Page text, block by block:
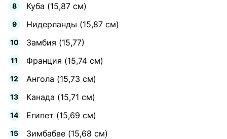
Куба (15,87 см)
Нидерланды (15,87 см)
Замбия (15,77)
Франция (15,74 см)
Ангола (15,73 см)
Канада (15,71 см)
Египет (15,69 см)
Зимбабве (15,68 см)